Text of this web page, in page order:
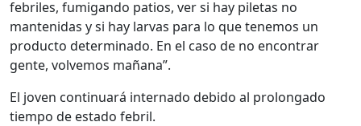
febriles, fumigando patios, ver si hay piletas no
mantenidas y si hay larvas para lo que tenemos un
producto determinado. En el caso de no encontrar
gente, volvemos mañana”.
El joven continuará internado debido al prolongado
tiempo de estado febril.